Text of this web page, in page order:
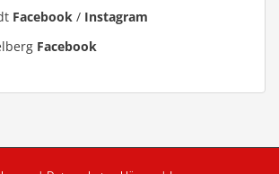
Facebook / Instagram
Facebook